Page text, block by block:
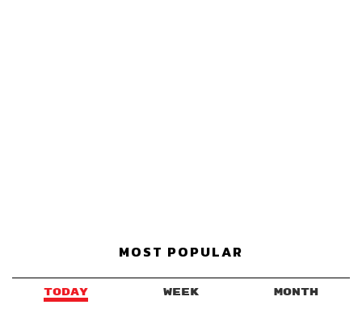
MOST POPULAR
TODAY WEEK MONTH